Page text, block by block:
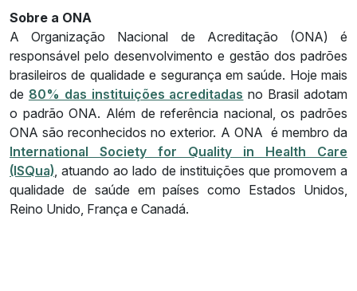
Sobre a ONA
A Organização Nacional de Acreditação (ONA) é
responsável pelo desenvolvimento e gestão dos padrões
brasileiros de qualidade e segurança em saúde. Hoje mais
de 80% das instituições acreditadas no Brasil adotam
o padrão ONA. Além de referência nacional, os padrões
ONA são reconhecidos no exterior. A ONA é membro da
International Society for Quality in Health Care
(ISQua), atuando ao lado de instituições que promovem a
qualidade de saúde em países como Estados Unidos,
Reino Unido, França e Canadá.